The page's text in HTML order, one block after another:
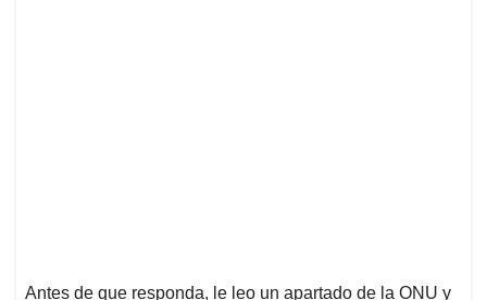
Antes de que responda, le leo un apartado de la ONU y